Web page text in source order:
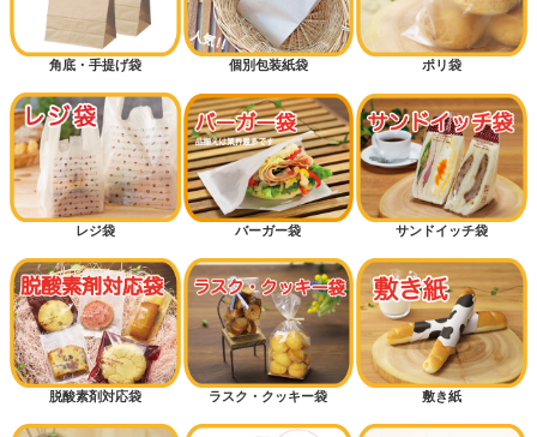
角底・手提げ袋 個別包装紙袋 ポリ袋
レジ袋 バーガー袋 サンドイッチ袋
脱酸素剤対応袋 ラスク・クッキー袋 敷き紙